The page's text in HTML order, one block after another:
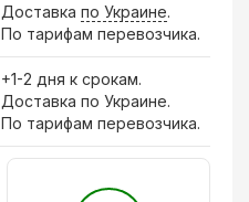
Доставка по Украине.
По тарифам перевозчика.
+1-2 дня к срокам.
Доставка по Украине.
По тарифам перевозчика.